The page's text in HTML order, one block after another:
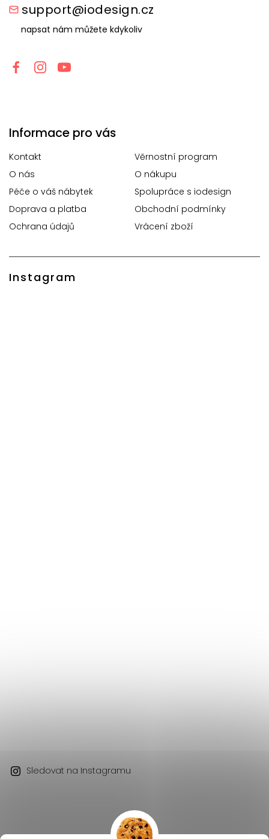
support@iodesign.cz
napsat nám můžete kdykoliv
Informace pro vás
Kontakt
Věrnostní program
O nás
O nákupu
Péče o váš nábytek
Spolupráce s iodesign
Doprava a platba
Obchodní podmínky
Ochrana údajů
Vrácení zboží
Instagram
Sledovat na Instagramu